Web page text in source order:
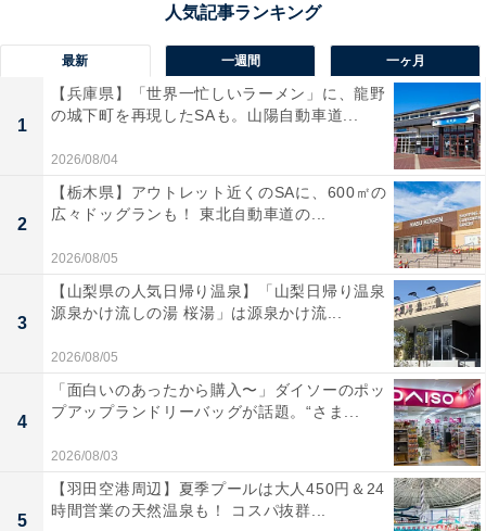
その食材が日本のものなのか、韓国のものなのか、また
は中国のものなのか……。3つの違いを正確に見分ける
フランス人は、きっと少ないことでしょう。というの
も、フランスではアジア各国の食材をひとくくりにして
扱う「アジア食材店」が都市部に多く存在し、日本・韓
国・中国の食品がひとまとめに並んでいるためです。中
には、タイやインドネシアの食材を扱うショップもあり
ます。
最新 一週間 一ヶ月
1
【兵庫県】「世界一忙しいラーメン」に、龍野
の城下町を再現したSAも。山陽自動車道...
2026/08/04
2
【栃木県】アウトレット近くのSAに、600㎡の
広々ドッグランも！ 東北自動車道の...
2026/08/05
3
【山梨県の人気日帰り温泉】「山梨日帰り温泉
源泉かけ流しの湯 桜湯」は源泉かけ流...
2026/08/05
4
「面白いのあったから購入〜」ダイソーのポッ
プアップランドリーバッグが話題。“さま...
2026/08/03
5
【羽田空港周辺】夏季プールは大人450円＆24
時間営業の天然温泉も！ コスパ抜群...